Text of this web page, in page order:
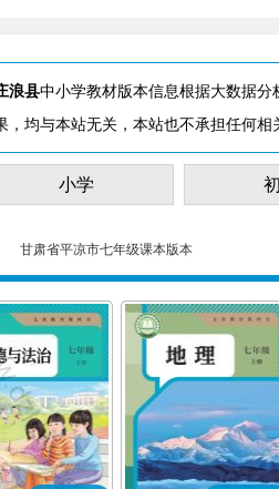
浪县中小学教材版本信息根据大数据
均与本站无关，本站也不承担任何
小学
甘肃省平凉市七年级课本版本